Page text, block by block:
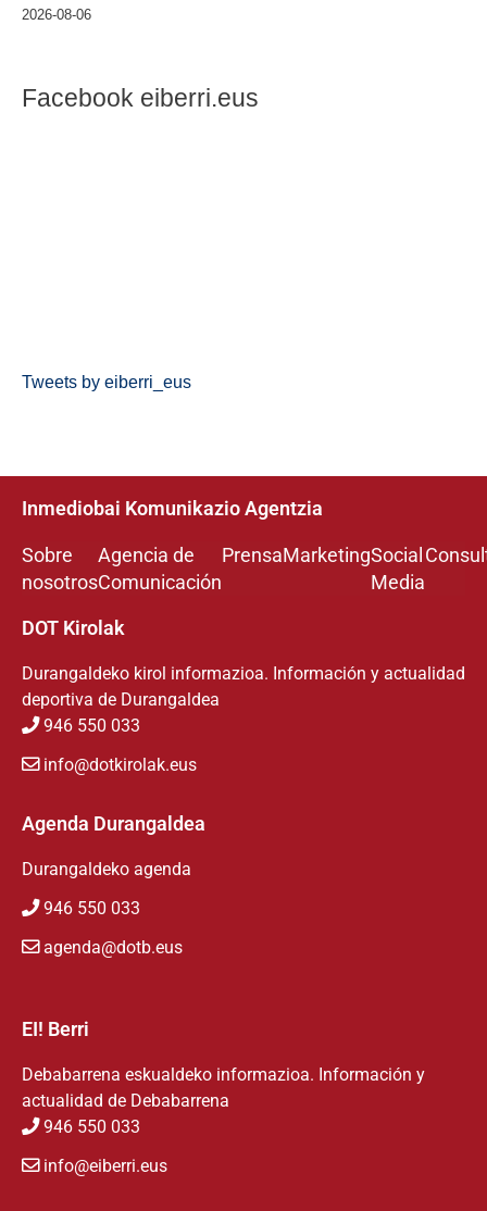
2026-08-06
Facebook eiberri.eus
Tweets by eiberri_eus
Inmediobai Komunikazio Agentzia
Sobre
nosotros
Agencia de
Comunicación
PrensaMarketingSocial
Media
DOT Kirolak
Durangaldeko kirol informazioa. Información y actualidad
deportiva de Durangaldea
946 550 033
info@dotkirolak.eus
Agenda Durangaldea
Durangaldeko agenda
946 550 033
agenda@dotb.eus
EI! Berri
Debabarrena eskualdeko informazioa. Información y
actualidad de Debabarrena
946 550 033
info@eiberri.eus